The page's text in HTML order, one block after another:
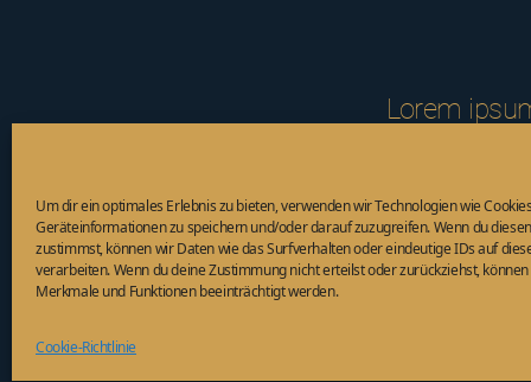
Um dir ein optimales Erlebnis zu bieten, verwenden wir Technologien wie
Geräteinformationen zu speichern und/oder darauf zuzugreifen. Wenn du
zustimmst, können wir Daten wie das Surfverhalten oder eindeutige IDs auf
verarbeiten. Wenn du deine Zustimmung nicht erteilst oder zurückziehst,
Merkmale und Funktionen beeinträchtigt werden.
Cookie-Richtlinie
Lorem
eiusmod
ad minim
aliquip ex